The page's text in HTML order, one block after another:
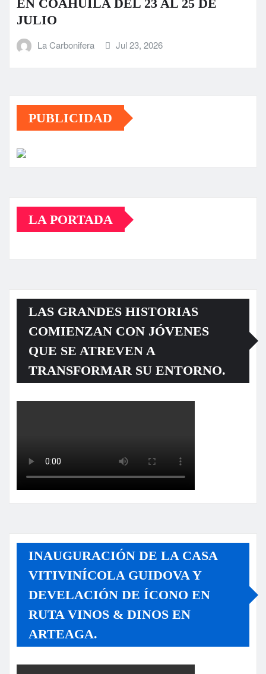
EN COAHUILA DEL 23 AL 25 DE
JULIO
La Carbonifera Jul 23, 2026
PUBLICIDAD
LA PORTADA
LAS GRANDES HISTORIAS
COMIENZAN CON JÓVENES
QUE SE ATREVEN A
TRANSFORMAR SU ENTORNO.
INAUGURACIÓN DE LA CASA
VITIVINÍCOLA GUIDOVA Y
DEVELACIÓN DE ÍCONO EN
RUTA VINOS & DINOS EN
ARTEAGA.